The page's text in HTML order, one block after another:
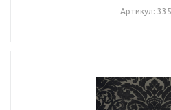
Артикул: